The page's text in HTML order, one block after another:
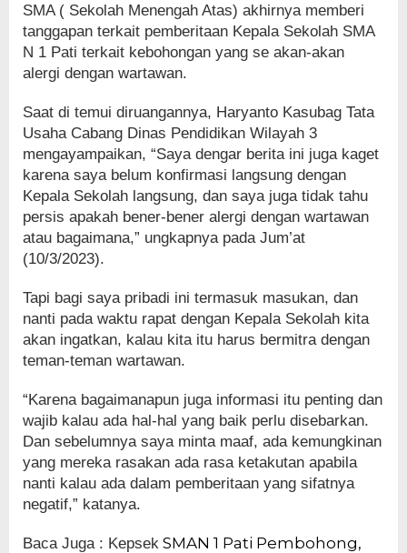
SMA ( Sekolah Menengah Atas) akhirnya memberi
tanggapan terkait pemberitaan Kepala Sekolah SMA
N 1 Pati terkait kebohongan yang se akan-akan
alergi dengan wartawan.
Saat di temui diruangannya, Haryanto Kasubag Tata
Usaha Cabang Dinas Pendidikan Wilayah 3
mengayampaikan, “Saya dengar berita ini juga kaget
karena saya belum konfirmasi langsung dengan
Kepala Sekolah langsung, dan saya juga tidak tahu
persis apakah bener-bener alergi dengan wartawan
atau bagaimana,” ungkapnya pada Jum’at
(10/3/2023).
Tapi bagi saya pribadi ini termasuk masukan, dan
nanti pada waktu rapat dengan Kepala Sekolah kita
akan ingatkan, kalau kita itu harus bermitra dengan
teman-teman wartawan.
“Karena bagaimanapun juga informasi itu penting dan
wajib kalau ada hal-hal yang baik perlu disebarkan.
Dan sebelumnya saya minta maaf, ada kemungkinan
yang mereka rasakan ada rasa ketakutan apabila
nanti kalau ada dalam pemberitaan yang sifatnya
negatif,” katanya.
Baca Juga : Kepsek SMAN 1 Pati Pembohong,